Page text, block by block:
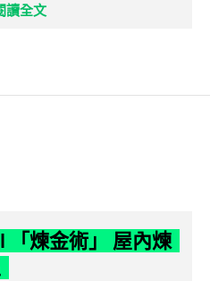
讀全文
「煉金術」 屋內煉